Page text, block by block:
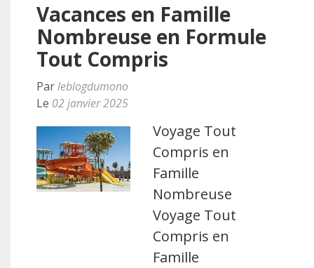
Vacances en Famille
Nombreuse en Formule
Tout Compris
Parleblogdumono
Le 02 janvier 2025
Voyage Tout
Compris en
Famille
Nombreuse
Voyage Tout
Compris en
Famille